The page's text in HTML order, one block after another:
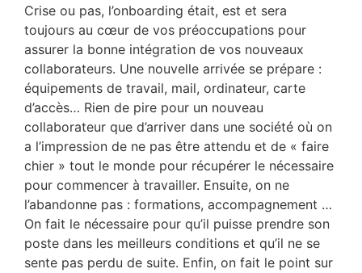
Crise ou pas, l’onboarding était, est et sera
toujours au cœur de vos préoccupations pour
assurer la bonne intégration de vos nouveaux
collaborateurs. Une nouvelle arrivée se prépare :
équipements de travail, mail, ordinateur, carte
d’accès… Rien de pire pour un nouveau
collaborateur que d’arriver dans une société où on
a l’impression de ne pas être attendu et de « faire
chier » tout le monde pour récupérer le nécessaire
pour commencer à travailler. Ensuite, on ne
l’abandonne pas : formations, accompagnement …
On fait le nécessaire pour qu’il puisse prendre son
poste dans les meilleurs conditions et qu’il ne se
sente pas perdu de suite. Enfin, on fait le point sur